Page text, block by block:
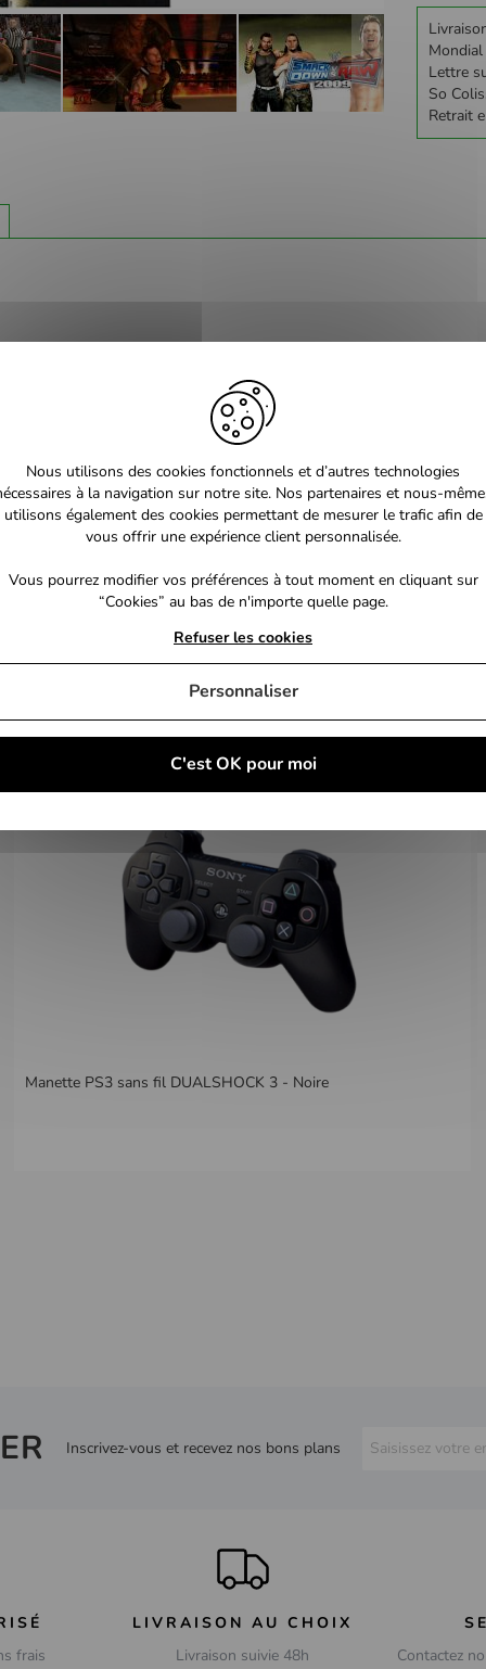
Lettre
So
Retrait
Manette PS3 sans fil DUALSHOCK 3 - Noire
Inscrivez-vous et recevez nos bons plans
frais
LIVRAISON AU CHOIX
Livraison suivie 48h
Contactez
Nous utilisons des cookies fonctionnels et d’autres technologies
à la navigation sur notre site. Nos partenaires et nous-
utilisons également des cookies permettant de mesurer le trafic afin de
vous offrir une expérience client personnalisée.
Vous pourrez modifier vos préférences à tout moment en cliquant sur
“Cookies” au bas de n'importe quelle page.
C'est OK pour moi
Refuser les cookies
Personnaliser